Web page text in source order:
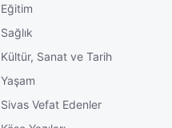
Eğitim
Sağlık
Kültür, Sanat ve Tarih
Yaşam
Sivas Vefat Edenler